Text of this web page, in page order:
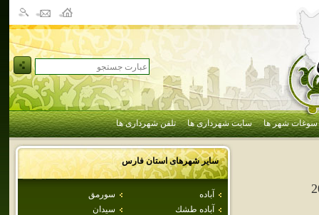
سوغات شهر ها سایت شهرداری ها تلفن شهرداری ها
سایر شهرهای استانفارس
آباده
سورمق
آباده طشك
سيدان